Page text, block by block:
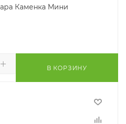
Каменка Мини
В КОРЗИНУ